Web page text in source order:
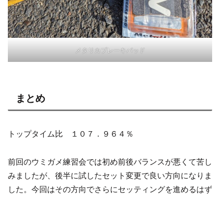
メタリカブレーキパッド
まとめ
トップタイム比 １０７．９６４％
前回のウミガメ練習会では初め前後バランスが悪くて苦し
みましたが、後半に試したセット変更で良い方向になりま
した。今回はその方向でさらにセッティングを進めるはず